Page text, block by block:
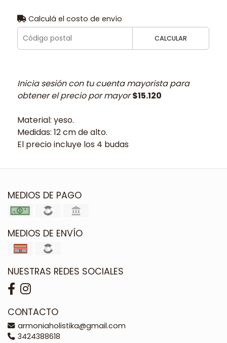
Calculá el costo de envío
CALCULAR
Inicia sesión con tu cuenta mayorista para
obtener el precio por mayor$15.120
Material: yeso.
Medidas: 12 cm de alto.
El precio incluye los 4 budas
MEDIOS DE PAGO
MEDIOS DE ENVÍO
NUESTRAS REDES SOCIALES
CONTACTO
armoniaholistika@gmail.com
3424388618